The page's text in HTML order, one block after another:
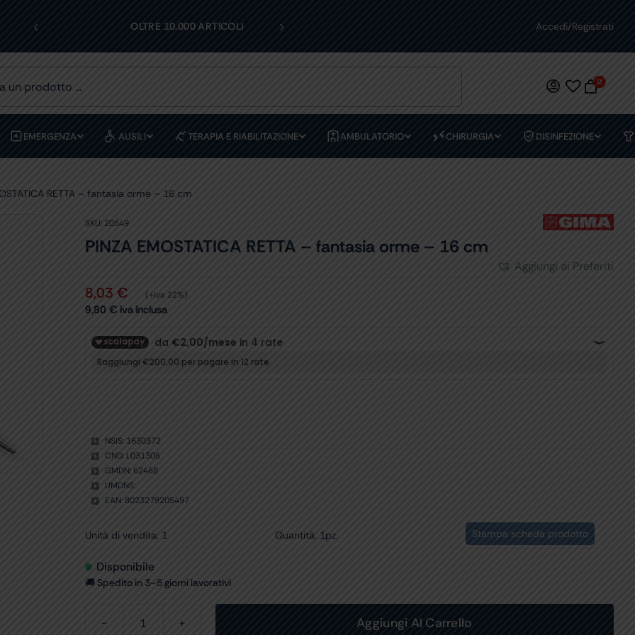
‹ OLTRE 10.000 ARTICOLI › Accedi/Registrati
0
EMERGENZA AUSILI TERAPIA E RIABILITAZIONE AMBULATORIO CHIRURGIA DISINFEZIONE
RETTA – fantasia orme – 16 cm
SKU: 20549
PINZA EMOSTATICA RETTA – fantasia orme – 16 cm
Aggiungi ai Preferiti
8,03 € (+iva 22%)
9,80 € iva inclusa
NSIS: 1630372
CND: L031306
GMDN: 62468
UMDNS:
EAN: 8023279205497
Unità di vendita: 1 Quantità: 1pz. Stampa scheda prodotto
Disponibile
🚚 Spedito in 3–5 giorni lavorativi
PINZA
Aggiungi Al Carrello